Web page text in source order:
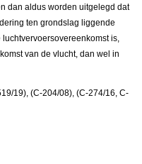
dan aldus worden uitgelegd dat
ten grondslag liggende
is,
van de vlucht, dan wel in
19), (C-204/08), (C-274/16, C-